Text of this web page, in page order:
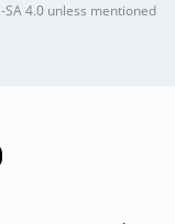
SA 4.0unless mentioned